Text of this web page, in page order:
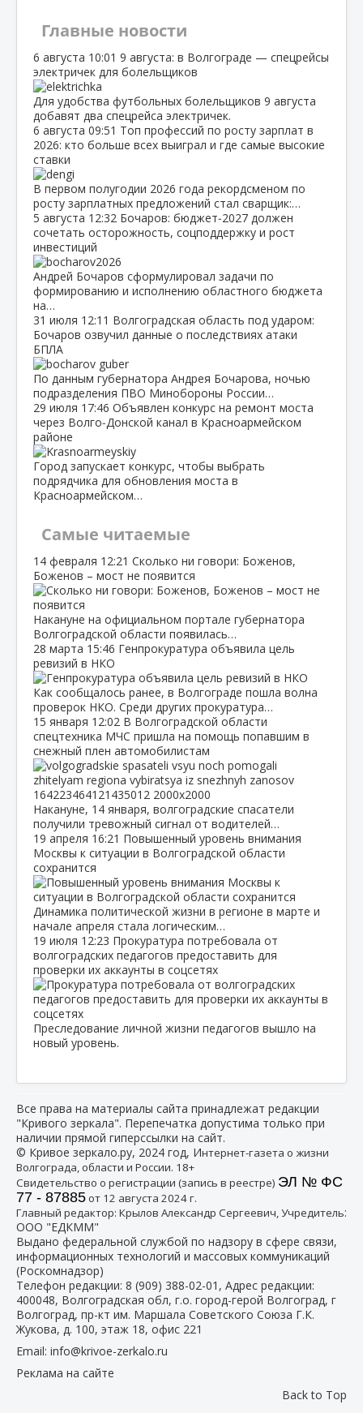
Главные новости
6 августа 10:01 9 августа: в Волгограде — спецрейсы
электричек для болельщиков
Для удобства футбольных болельщиков 9 августа
добавят два спецрейса электричек.
6 августа 09:51 Топ профессий по росту зарплат в
2026: кто больше всех выиграл и где самые высокие
ставки
В первом полугодии 2026 года рекордсменом по
росту зарплатных предложений стал сварщик:…
5 августа 12:32 Бочаров: бюджет‑2027 должен
сочетать осторожность, соцподдержку и рост
инвестиций
Андрей Бочаров сформулировал задачи по
формированию и исполнению областного бюджета
на…
31 июля 12:11 Волгоградская область под ударом:
Бочаров озвучил данные о последствиях атаки
БПЛА
По данным губернатора Андрея Бочарова, ночью
подразделения ПВО Минобороны России…
29 июля 17:46 Объявлен конкурс на ремонт моста
через Волго‑Донской канал в Красноармейском
районе
Город запускает конкурс, чтобы выбрать
подрядчика для обновления моста в
Красноармейском…
Самые читаемые
14 февраля 12:21 Сколько ни говори: Боженов,
Боженов – мост не появится
Накануне на официальном портале губернатора
Волгоградской области появилась…
28 марта 15:46 Генпрокуратура объявила цель
ревизий в НКО
Как сообщалось ранее, в Волгограде пошла волна
проверок НКО. Среди других прокуратура…
15 января 12:02 В Волгоградской области
спецтехника МЧС пришла на помощь попавшим в
снежный плен автомобилистам
Накануне, 14 января, волгоградские спасатели
получили тревожный сигнал от водителей…
19 апреля 16:21 Повышенный уровень внимания
Москвы к ситуации в Волгоградской области
сохранится
Динамика политической жизни в регионе в марте и
начале апреля стала логическим…
19 июля 12:23 Прокуратура потребовала от
волгоградских педагогов предоставить для
проверки их аккаунты в соцсетях
Преследование личной жизни педагогов вышло на
новый уровень.
Все права на материалы сайта принадлежат редакции
"Кривого зеркала". Перепечатка допустима только при
наличии прямой гиперссылки на сайт.
© Кривое зеркало.ру, 2024 год, Интернет-газета о жизни
Волгограда, области и России. 18+
Свидетельство о регистрации (запись в реестре) ЭЛ № ФС
77 - 87885от 12 августа 2024 г.
Главный редактор: Крылов Александр Сергеевич, Учредитель:
ООО "ЕДКММ"
Выдано федеральной службой по надзору в сфере связи,
информационных технологий и массовых коммуникаций
(Роскомнадзор)
Телефон редакции: 8 (909) 388-02-01 , Адрес редакции:
400048, Волгоградская обл, г.о. город-герой Волгоград, г
Волгоград, пр-кт им. Маршала Советского Союза Г.К.
Жукова, д. 100, этаж 18, офис 221
Email: info@krivoe-zerkalo.ru
Реклама на сайте
Back to Top